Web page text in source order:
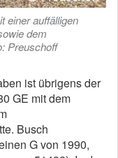
einer auffälligen
dem
Preuschoff
ist übrigens der
GE mit dem
Busch
G von 1990,